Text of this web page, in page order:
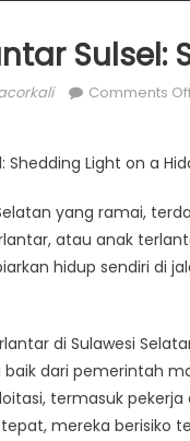
Sulsel:
Comments
Shedding Light on a
yang ramai,
atau anak
hidup sendiri di
di Sulawesi
dari pemerintah
termasuk
mereka berisiko